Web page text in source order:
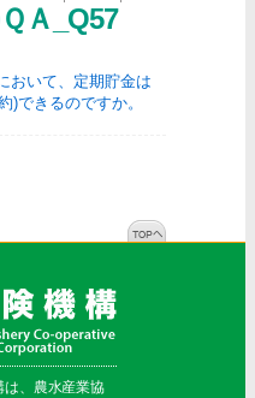
Ａ_Q57
おいて、定期貯金は
)できるのですか。
は、農水産業協